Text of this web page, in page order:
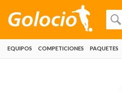
EQUIPOS COMPETICIONES PAQUETES